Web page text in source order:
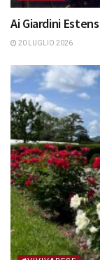
Ai Giardini
20 LUGLIO 2026